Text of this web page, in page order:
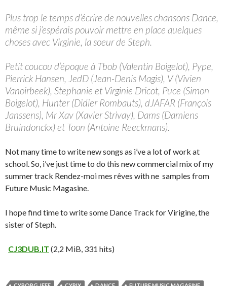
Plus trop le temps d’écrire de nouvelles chansons Dance,
même si j’espérais pouvoir mettre en place quelques
choses avec Virginie, la soeur de Steph.
Petit coucou d’époque à Tbob (Valentin Boigelot), Pype,
Pierrick Hansen, JedD (Jean-Denis Magis), V (Vivien
Vanoirbeek), Stephanie et Virginie Dricot, Puce (Simon
Boigelot), Hunter (Didier Rombauts), dJAFAR (François
Janssens), Mr Xav (Xavier Strivay), Dams (Damiens
Bruindonckx) et Toon (Antoine Reeckmans).
Not many time to write new songs as i’ve a lot of work at
school. So, i’ve just time to do this new commercial mix of my
summer track Rendez-moi mes rêves with ne samples from
Future Music Magasine.
I hope find time to write some Dance Track for Virigine, the
sister of Steph.
CJ3DUB.IT (2,2 MiB, 331 hits)